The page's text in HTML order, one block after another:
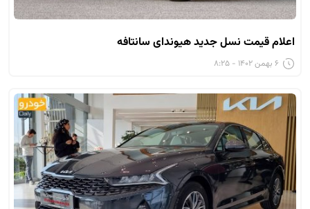
اعلام قیمت نسل جدید هیوندای سانتافه
۶ بهمن ۱۴۰۲ - ۸:۲۵